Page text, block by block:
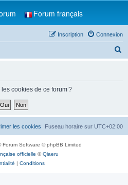
Forum français
Connexion
Inscription
h
cookies de ce forum ?
Fuseau horaire sur UTC+02:00
les cookies
Forum Software © phpBB Limited
officielle ©Qiaeru
| Conditions